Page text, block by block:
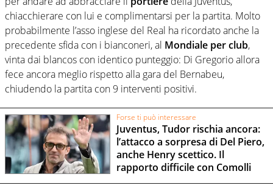
chiacchierare con lui e complimentarsi per la partita. Molto
probabilmente l’asso inglese del Real ha ricordato anche la
precedente sfida con i bianconeri, al Mondiale per club,
vinta dai blancos con identico punteggio: Di Gregorio allora
fece ancora meglio rispetto alla gara del Bernabeu,
chiudendo la partita con 9 interventi positivi.
Forse ti può interessare
Juventus, Tudor rischia ancora:
l’attacco a sorpresa di Del Piero,
anche Henry scettico. Il
rapporto difficile con Comolli